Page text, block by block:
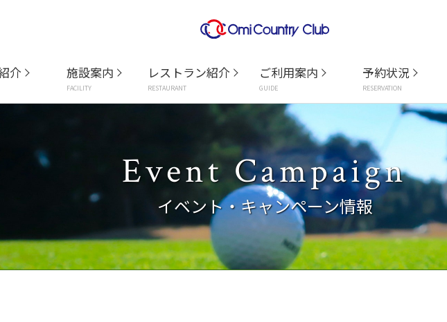
介 施設案内
FACILITY
レストラン紹介
RESTAURANT
ご利用案内
GUIDE
予約状況
RESERVATION
Event Campaign
イベント・キャンペーン情報